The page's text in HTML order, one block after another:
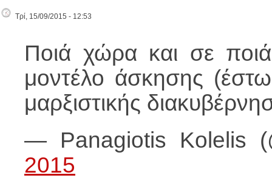
Τρί, 15/09/2015 - 12:53
Ποιά χώρα και σε
μοντέλο άσκησης (έστω
μαρξιστικής
— Panagiotis Kolelis
2015